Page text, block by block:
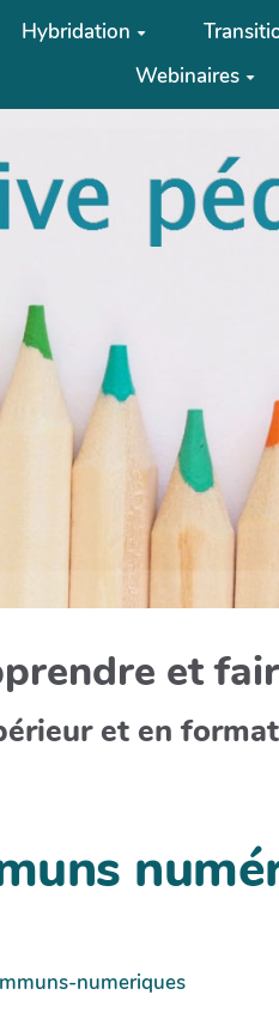
Hybridation
Webinaires
et
et en
numeriques